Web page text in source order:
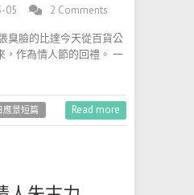
05 2 Comments
臭臉的比達今天從百貨公
，作為情人節的回禮。 一
應景短篇 Read more